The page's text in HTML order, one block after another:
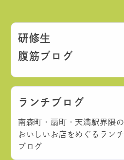
研修生
腹筋ブログ
ランチブログ
南森町・扇町・天満駅界隈の
おいしいお店をめぐるランチ
ブログ